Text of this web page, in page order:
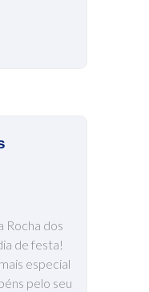
Rocha dos
de festa!
especial
pelo seu